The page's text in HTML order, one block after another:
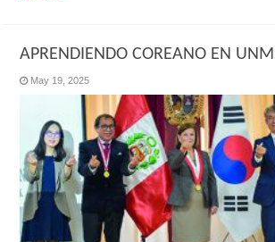
APRENDIENDO COREANO EN
May 19, 2025